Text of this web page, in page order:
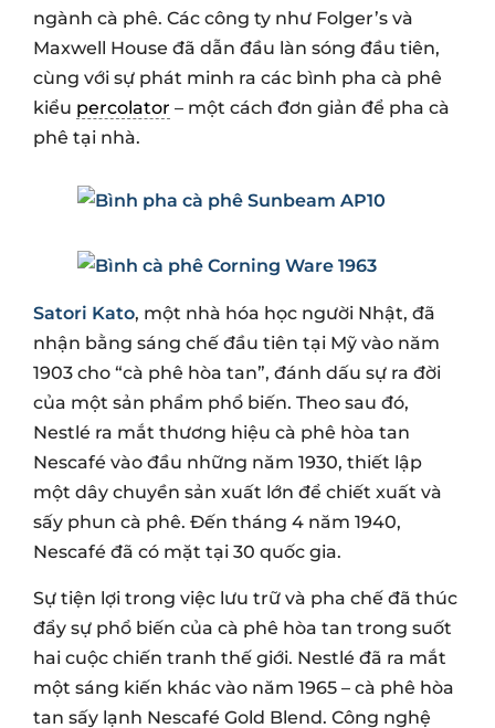
ngành cà phê. Các công ty như Folger’s và
Maxwell House đã dẫn đầu làn sóng đầu tiên,
cùng với sự phát minh ra các bình pha cà phê
kiểu percolator – một cách đơn giản để pha cà
phê tại nhà.
Satori Kato, một nhà hóa học người Nhật, đã
nhận bằng sáng chế đầu tiên tại Mỹ vào năm
1903 cho “cà phê hòa tan”, đánh dấu sự ra đời
của một sản phẩm phổ biến. Theo sau đó,
Nestlé ra mắt thương hiệu cà phê hòa tan
Nescafé vào đầu những năm 1930, thiết lập
một dây chuyền sản xuất lớn để chiết xuất và
sấy phun cà phê. Đến tháng 4 năm 1940,
Nescafé đã có mặt tại 30 quốc gia.
Sự tiện lợi trong việc lưu trữ và pha chế đã thúc
đẩy sự phổ biến của cà phê hòa tan trong suốt
hai cuộc chiến tranh thế giới. Nestlé đã ra mắt
một sáng kiến khác vào năm 1965 – cà phê hòa
tan sấy lạnh Nescafé Gold Blend. Công nghệ